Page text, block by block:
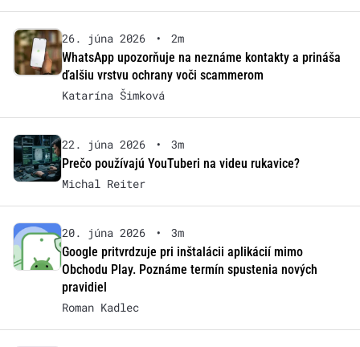
26. júna 2026 •
2m
WhatsApp upozorňuje na neznáme kontakty a prináša
ďalšiu vrstvu ochrany voči scammerom
Katarína Šimková
22. júna 2026 •
3m
Prečo používajú YouTuberi na videu rukavice?
Michal Reiter
20. júna 2026 •
3m
Google pritvrdzuje pri inštalácii aplikácií mimo
Obchodu Play. Poznáme termín spustenia nových
pravidiel
Roman Kadlec